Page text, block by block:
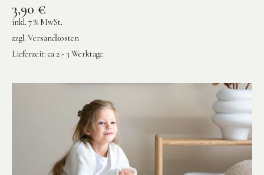
3,90 €
inkl. 7 % MwSt.
zzgl. Versandkosten
Lieferzeit: ca 2 - 3 Werktage.